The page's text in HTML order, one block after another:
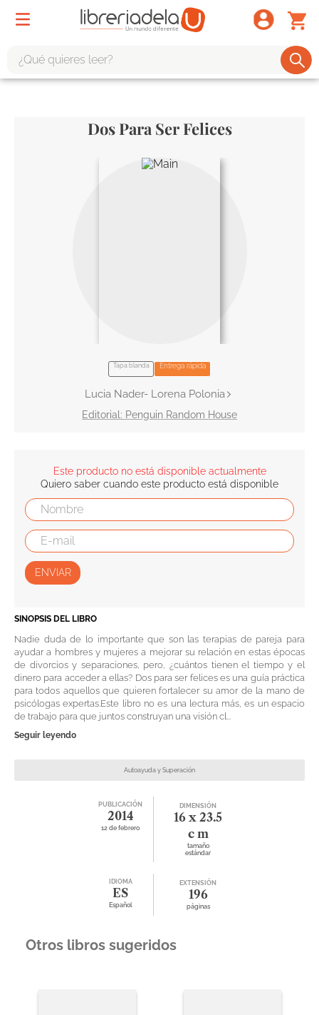
Dos Para Ser Felices
Tapa blanda Entrega rápida
Lucia Nader- Lorena Polonia
Penguin Random House
Este producto no está disponible actualmente
Quiero saber cuando este producto está disponible
ENVIAR
SINOPSIS DEL LIBRO
Nadie duda de lo importante que son las terapias de pareja para
ayudar a hombres y mujeres a mejorar su relación en estas épocas
de divorcios y separaciones, pero, ¿cuántos tienen el tiempo y el
dinero para acceder a ellas? Dos para ser felices es una guía práctica
para todos aquellos que quieren fortalecer su amor de la mano de
psicólogas expertas.Este libro no es una lectura más, es un espacio
de trabajo para que juntos construyan una visión cl...
Seguir leyendo
Autoayuda y Superación
PUBLICACIÓN
2014
12 de febrero
DIMENSIÓN
16 x 23.5
c m
tamaño
estándar
IDIOMA
ES
Español
EXTENSIÓN
196
páginas
Otros libros sugeridos